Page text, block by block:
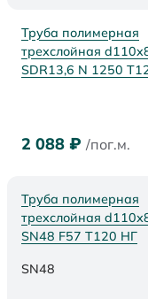
Труба полимерная
трехслойная
SDR13,6 N 1250
2 088 ₽ /пог.м.
Труба полимерная
трехслойная
SN48 F57 Т120 НГ
SN48